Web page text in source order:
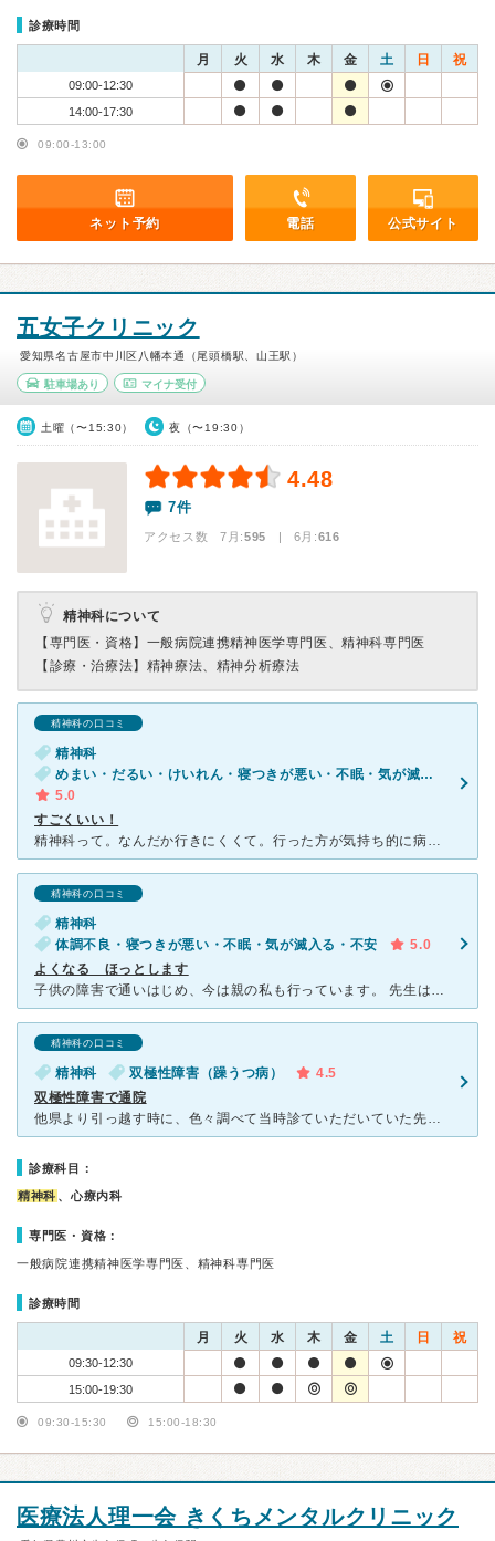
診療時間
月 火 水 木 金 土 日 祝
09:00-12:30
14:00-17:30
09:00-13:00
ネット予約 電話 公式サイト
五女子クリニック
愛知県名古屋市中川区八幡本通（尾頭橋駅、山王駅）
駐車場あり マイナ受付
土曜（〜15:30） 夜（〜19:30）
4.48
7件
アクセス数 7月:595 | 6月:616
精神科について
【専門医・資格】 一般病院連携精神医学専門医、精神科専門医
【診療・治療法】 精神療法、精神分析療法
精神科の口コミ
精神科
めまい・だるい・けいれん・寝つきが悪い・不眠・気が滅入る・不安
5.0
すごくいい！
精神科って。なんだか行きにくくて。行った方が気持ち的に病気になりそうで。 知り合いにも会ったら嫌だし。 っという思いでしたが。。。 実際行ってみると優しい看護婦さんがお出迎えしてくれて。不安いっ
精神科の口コミ
精神科
体調不良・寝つきが悪い・不眠・気が滅入る・不安
5.0
よくなる ほっとします
子供の障害で通いはじめ、今は親の私も行っています。 先生はもちろんのこと、心理士、受付のひともやさしい。 なんといっても、先生が、話をじっくり聞いてくれます。 また、質問に、きちんと、丁寧に
精神科の口コミ
精神科 双極性障害（躁うつ病）
4.5
双極性障害で通院
他県より引っ越す時に、色々調べて当時診ていただいていた先生に紹介状を書いていただいての受診でした。 先生はとてもよく話を聞いてくださいますし、投薬に関してもそれまでかなりたくさんの種類を処方されてい
診療科目：
精神科 、心療内科
専門医・資格：
一般病院連携精神医学専門医、精神科専門医
診療時間
月 火 水 木 金 土 日 祝
09:30-12:30
15:00-19:30
09:30-15:30 15:00-18:30
医療法人理一会 きくちメンタルクリニック